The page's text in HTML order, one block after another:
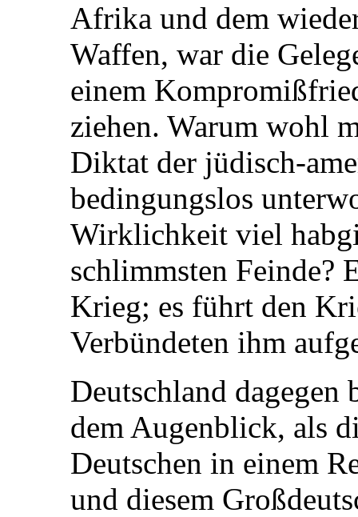
Afrika und dem
Waffen, war die
einem
ziehen. Warum wohl
Diktat der jüdisch-
bedingungslos
Wirklichkeit viel
schlimmsten Feinde?
Krieg; es führt den
Verbündeten ihm
Deutschland
dem Augenblick, als
Deutschen in einem
und diesem